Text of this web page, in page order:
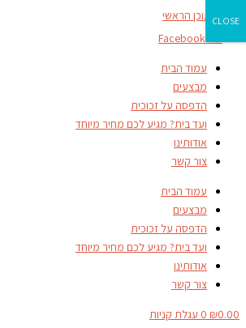
דילוג לתוכן הראשי
Facebook-f
עמוד הבית
מבצעים
הדפסה על זכוכית
ועד בית? מגיע לכם מחיר מיוחד
אודותינו
צור קשר
עמוד הבית
מבצעים
הדפסה על זכוכית
ועד בית? מגיע לכם מחיר מיוחד
אודותינו
צור קשר
₪0.00
0 עגלת קניות
CLOSE